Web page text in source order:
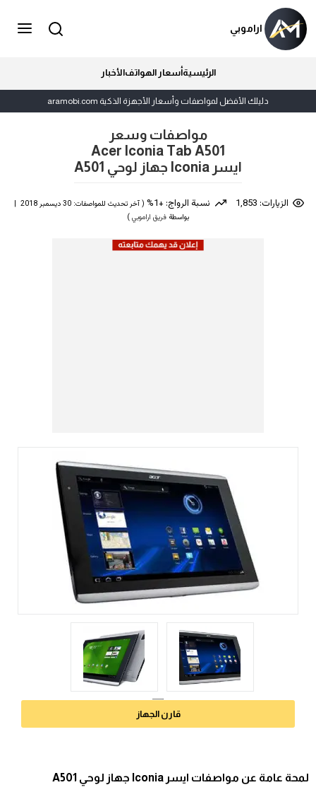
اراموبي
الرئيسيةأسعار الهواتفالأخبار
دليلك الأفضل لمواصفات وأسعار الأجهزة الذكية aramobi.com
مواصفات وسعر
Acer Iconia Tab A501
ايسر Iconia جهاز لوحي A501
الزيارات: 1,853 نسبة الرواج: +1%
( آخر تحديث للمواصفات: 30 ديسمبر 2018 |
بواسطة فريق اراموبي)
قارن الجهاز
لمحة عامة عن مواصفات ايسر Iconia جهاز لوحي A501